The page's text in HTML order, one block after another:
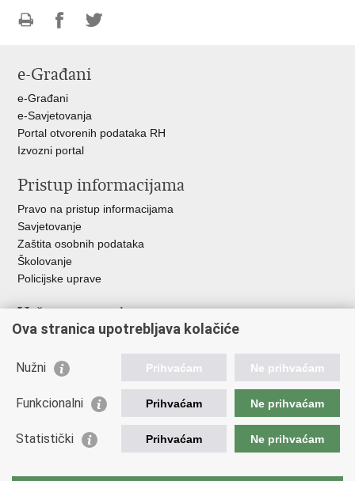
FacebookuTwitteru
e-Građani
e-Građani
e-Savjetovanja
Portal otvorenih podataka RH
Izvozni portal
Pristup informacijama
Pravo na pristup informacijama
Savjetovanje
Zaštita osobnih podataka
Školovanje
Policijske uprave
Važne poveznice
Ministarstvo unutarnjih poslova
Muzej policije
Centar za mentalno zdravlje
Centar za forenzična ispitivanja, istraživanja i vještačenja "Ivan
Nacionalna evidencija nestalih osoba
Ova stranica upotrebljava kolačiće
Nužni Prihvaćam Ne prihvaćam
Funkcionalni Prihvaćam Ne prihvaćam
Statistički Prihvaćam Ne prihvaćam